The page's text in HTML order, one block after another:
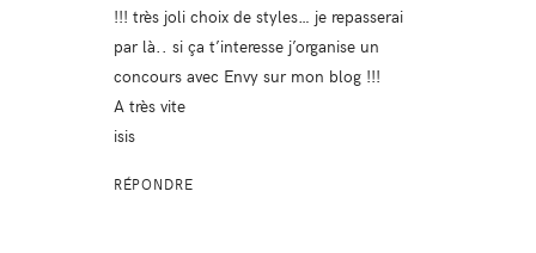
!!! très joli choix de styles… je repasserai
par là.. si ça t’interesse j’organise un
concours avec Envy sur mon blog !!!
A très vite
isis
RÉPONDRE